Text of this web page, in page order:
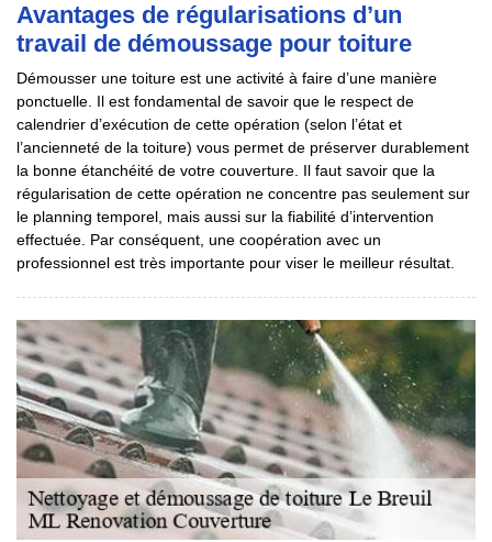
Avantages de régularisations d’un
travail de démoussage pour toiture
Démousser une toiture est une activité à faire d’une manière
ponctuelle. Il est fondamental de savoir que le respect de
calendrier d’exécution de cette opération (selon l’état et
l’ancienneté de la toiture) vous permet de préserver durablement
la bonne étanchéité de votre couverture. Il faut savoir que la
régularisation de cette opération ne concentre pas seulement sur
le planning temporel, mais aussi sur la fiabilité d’intervention
effectuée. Par conséquent, une coopération avec un
professionnel est très importante pour viser le meilleur résultat.